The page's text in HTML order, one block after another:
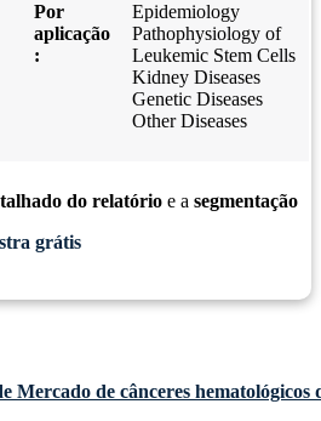
Por
aplicação
:
Epidemiology
Pathophysiology of
Leukemic Stem Cells
Kidney Diseases
Genetic Diseases
Other Diseases
do relatório e a segmentação
grátis
Mercado de cânceres hematológicos